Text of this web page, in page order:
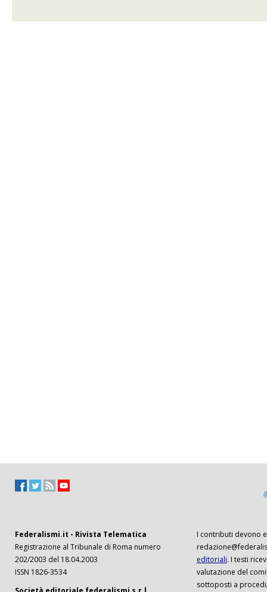
Federalismi.it - Rivista Telematica
Registrazione al Tribunale di Roma numero
202/2003 del 18.04.2003
ISSN 1826-3534
I contributi devono
editoriali. I testi
valutazione del
sottoposti a